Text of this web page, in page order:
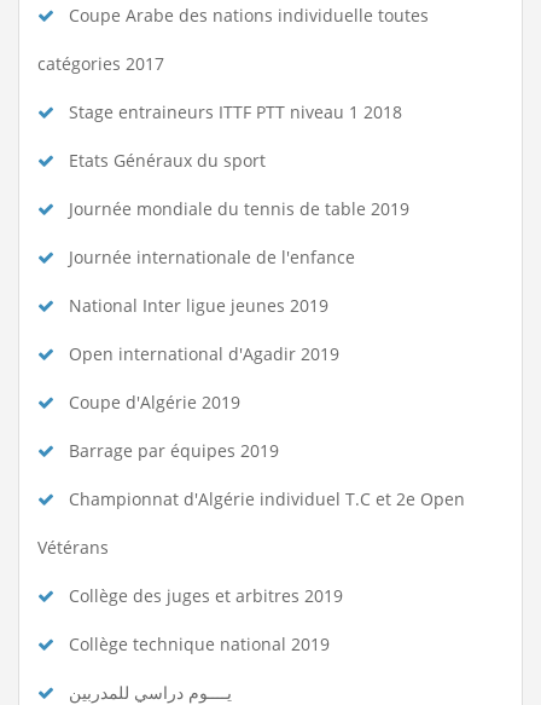
Coupe Arabe des nations individuelle toutes
catégories 2017
Stage entraineurs ITTF PTT niveau 1 2018
Etats Généraux du sport
Journée mondiale du tennis de table 2019
Journée internationale de l'enfance
National Inter ligue jeunes 2019
Open international d'Agadir 2019
Coupe d'Algérie 2019
Barrage par équipes 2019
Championnat d'Algérie individuel T.C et 2e Open
Vétérans
Collège des juges et arbitres 2019
Collège technique national 2019
يــــوم دراسي للمدربين